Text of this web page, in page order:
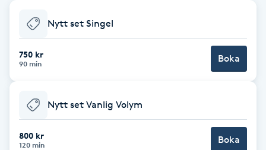
Babylights
Balayage
Barber
Nytt set Singel
750 kr
90 min Boka
Nytt set Vanlig Volym
800 kr
120 min Boka